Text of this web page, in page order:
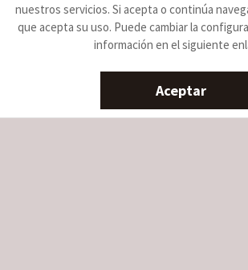
nuestros servicios. Si acepta o continúa
que acepta su uso. Puede cambiar la
información en el siguiente
Aceptar